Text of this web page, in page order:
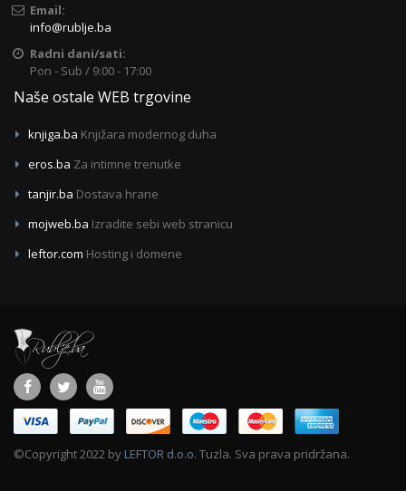
Email:
info@rublje.ba
Radni dani/sati:
Pon - Sub / 9:00 - 17:00
Naše ostale WEB trgovine
knjiga.ba Knjižara modernog duha
eros.ba Za intimne trenutke
tanjir.ba Dostava hrane
mojweb.ba Izradite sebi web stranicu
leftor.com Hosting i domene
©Copyright 2022 by LEFTOR d.o.o. Tuzla. Sva prava pridržana.